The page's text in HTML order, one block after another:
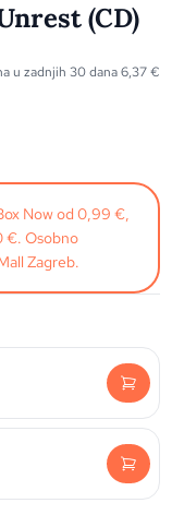
(CD)
u zadnjih 30 dana6,37€
Now od 0,99 €,
€. Osobno
Zagreb.